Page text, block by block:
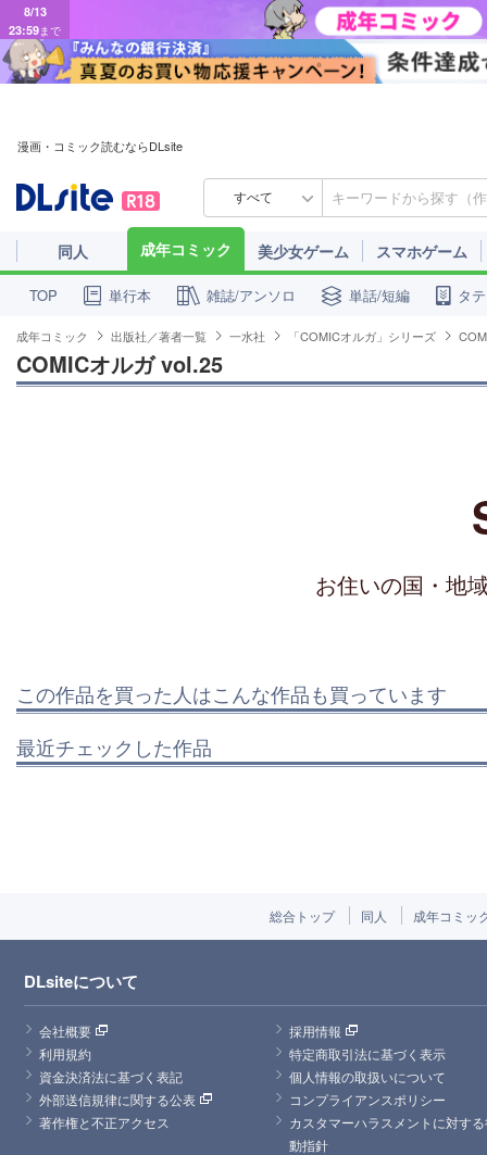
8/13
23:59まで
漫画・コミック読むならDLsite
すべて
同人 成年コミック 美少女ゲーム スマホゲーム
TOP 単行本 雑誌/アンソロ 単話/短編 タ
成年コミック 出版社／著者一覧 一水社 「COMICオルガ」シリーズ
COMICオルガ vol.25
お住いの国・地
この作品を買った人はこんな作品も買っています
最近チェックした作品
総合トップ 同人 成年コミッ
DLsiteについて
会社概要
採用情報
利用規約
特定商取引法に基づく表示
資金決済法に基づく表記
個人情報の取扱いについて
外部送信規律に関する公表
コンプライアンスポリシー
著作権と不正アクセス
カスタマーハラスメントに対す
動指針